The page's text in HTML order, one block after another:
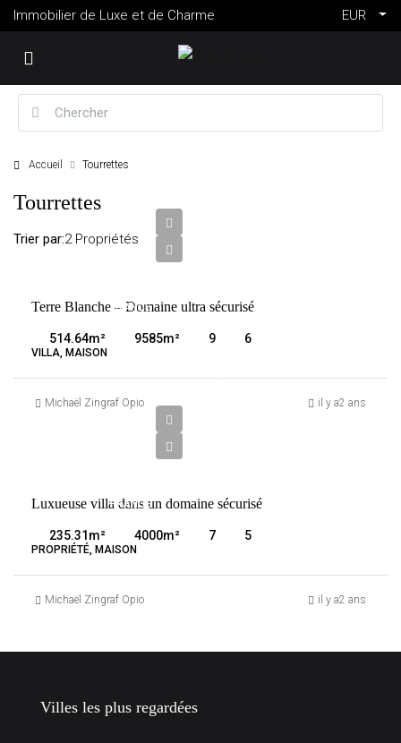
Immobilier de Luxe et de Charme EUR
Accueil Tourrettes
Tourrettes
2 Propriétés
Trier par:
FRANCE
Terre Blanche – Domaine ultra sécurisé
514.64m² 9585m² 9 6
VILLA, MAISON
Michaël Zingraf Opio il y a2 ans
FRANCE
5
Luxueuse villa dans un domaine sécurisé
235.31 m² 4000m² 7 5
PROPRIÉTÉ, MAISON
Michaël Zingraf Opio il y a2 ans
Villes les plus regardées